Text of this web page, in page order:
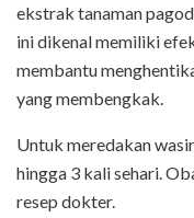
ekstrak tanaman
ini dikenal memiliki
membantu
yang membengkak.
Untuk meredakan
hingga 3 kali sehari.
resep dokter.